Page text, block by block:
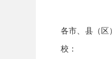
各市、县（区
校：